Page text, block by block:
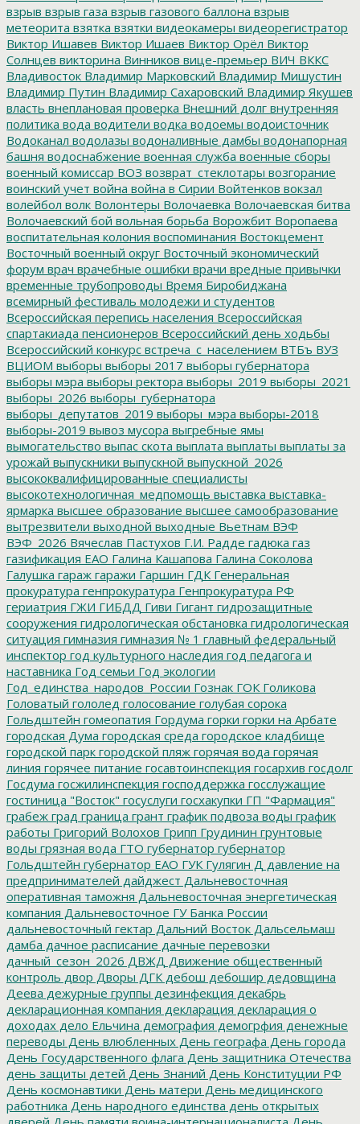
взрыв взрыв газа взрыв газового баллона взрыв
метеорита взятка взятки видеокамеры видеорегистратор
Виктор Ишавев Виктор Ишаев Виктор Орёл Виктор
Солнцев викторина Винников вице-премьер ВИЧ ВККС
Владивосток Владимир Марковский Владимир Мишустин
Владимир Путин Владимир Сахаровский Владимир Якушев
власть внеплановая проверка Внешний долг внутренняя
политика вода водители водка водоемы водоисточник
Водоканал водолазы водоналивные дамбы водонапорная
башня водоснабжение военная служба военные сборы
военный комиссар ВОЗ возврат_стеклотары возгорание
воинский учет война война в Сирии Войтенков вокзал
волейбол волк Волонтеры Волочаевка Волочаевская битва
Волочаевский бой вольная борьба Ворожбит Воропаева
воспитательная колония воспоминания Востокцемент
Восточный военный округ Восточный экономический
форум врач врачебные ошибки врачи вредные привычки
временные трубопроводы Время Биробиджана
всемирный фестиваль молодежи и студентов
Всероссийская перепись населения Всероссийская
спартакиада пенсионеров Всероссийский день ходьбы
Всероссийский конкурс встреча_с_населением ВТБъ ВУЗ
ВЦИОМ выборы выборы 2017 выборы губернатора
выборы мэра выборы ректора выборы_2019 выборы_2021
выборы_2026 выборы_губернатора
выборы_депутатов_2019 выборы_мэра выборы-2018
выборы-2019 вывоз мусора выгребные ямы
вымогательство выпас скота выплата выплаты выплаты за
урожай выпускники выпускной выпускной_2026
высококвалифицированные специалисты
высокотехнологичная_медпомощь выставка выставка-
ярмарка высшее образование высшее самообразование
вытрезвители выходной выходные Вьетнам ВЭФ
ВЭФ_2026 Вячеслав Пастухов Г.И. Радде гадюка газ
газификация ЕАО Галина Кашапова Галина Соколова
Галушка гараж гаражи Гаршин ГДК Генеральная
прокуратура генпрокуратура Генпрокуратура РФ
гериатрия ГЖИ ГИБДД Гиви Гигант гидрозащитные
сооружения гидрологическая обстановка гидрологическая
ситуация гимназия гимназия № 1 главный федеральный
инспектор год культурного наследия год педагога и
наставника Год семьи Год экологии
Год_единства_народов_России Гознак ГОК Голикова
Головатый гололед голосование голубая сорока
Гольдштейн гомеопатия Гордума горки горки на Арбате
городская Дума городская среда городское кладбище
городской парк городской пляж горячая вода горячая
линия горячее питание госавтоинспекция госархив госдолг
Госдума госжилинспекция господдержка госслужащие
гостиница "Восток" госуслуги госхакупки ГП "Фармация"
грабеж град граница грант график подвоза воды график
работы Григорий Волохов Грипп Грудинин грунтовые
воды грязная вода ГТО губернатор губернатор
Гольдштейн губернатор ЕАО ГУК Гулягин Д давление на
предпринимателей дайджест Дальневосточная
оперативная таможня Дальневосточная энергетическая
компания Дальневосточное ГУ Банка России
дальневосточный гектар Дальний Восток Дальсельмаш
дамба дачное расписание дачные перевозки
дачный_сезон_2026 ДВЖД Движение общественный
контроль двор Дворы ДГК дебош дебошир дедовщина
Деева дежурные группы дезинфекция декабрь
декларационная компания декларация декларация о
доходах дело Ельчина демография демогрфия денежные
переводы День влюбленных День географа День города
День Государственного флага День защитника Отечества
день защиты детей День Знаний День Конституции РФ
День космонавтики День матери День медицинского
работника День народного единства день открытых